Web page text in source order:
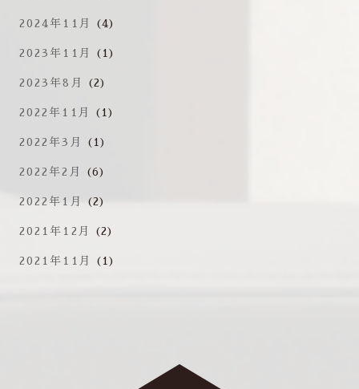
2024年11月 (4)
2023年11月 (1)
2023年8月 (2)
2022年11月 (1)
2022年3月 (1)
2022年2月 (6)
2022年1月 (2)
2021年12月 (2)
2021年11月 (1)